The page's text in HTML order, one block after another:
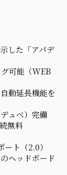
した「アパデ
可能（WEB
動延長機能を
ュベ）完備
無料
ト（2.0）
ヘッドボード